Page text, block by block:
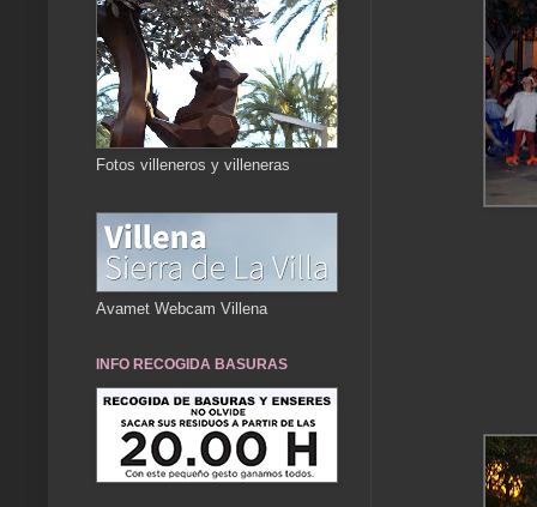
Fotos villeneros y villeneras
Avamet Webcam Villena
INFO RECOGIDA BASURAS